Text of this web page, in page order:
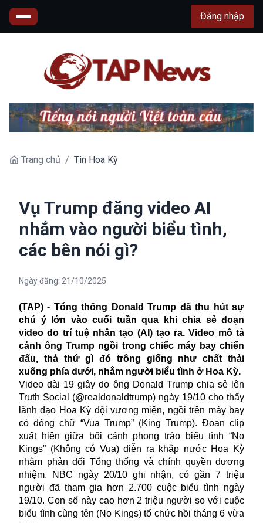
Đăng nhập
Trang chủ / Tin Hoa Kỳ
Vụ Trump đăng video AI
nhắm vào người biểu tình,
các bên nói gì?
Ngày đăng: 21/10/2025
(TAP) - Tổng thống Donald Trump đã thu hút sự
chú ý lớn vào cuối tuần qua khi chia sẻ đoạn
video do trí tuệ nhân tạo (AI) tạo ra. Video mô tả
cảnh ông Trump ngồi trong chiếc máy bay chiến
đấu, thả thứ gì đó trông giống như chất thải
xuống phía dưới, nhắm người biểu tình ở Hoa Kỳ.
Video dài 19 giây do ông Donald Trump chia sẻ lên
Truth Social (@realdonaldtrump) ngày 19/10 cho thấy
lãnh đạo Hoa Kỳ đội vương miện, ngồi trên máy bay
có dòng chữ “Vua Trump” (King Trump). Đoạn clip
xuất hiện giữa bối cảnh phong trào biểu tình “No
Kings” (Không có Vua) diễn ra khắp nước Hoa Kỳ
nhằm phản đối Tổng thống và chính quyền đương
nhiệm. NBC ngày 20/10 ghi nhận, có gần 7 triệu
người đã tham gia hơn 2.700 cuộc biểu tình ngày
19/10. Con số này cao hơn 2 triệu người so với cuộc
biểu tình cùng tên (No Kings) tổ chức hồi tháng 6 vừa